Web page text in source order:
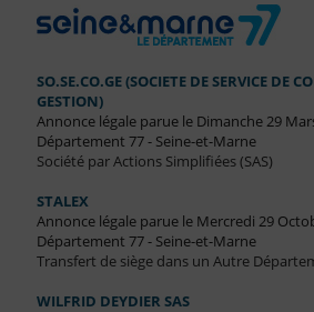
SO.SE.CO.GE (SOCIETE DE SERVICE DE
GESTION)
Annonce légale parue le Dimanche 29
Département 77 - Seine-et-Marne
Société par Actions Simplifiées (SAS)
STALEX
Annonce légale parue le Mercredi 29
Département 77 - Seine-et-Marne
Transfert de siège dans un Autre
WILFRID DEYDIER SAS